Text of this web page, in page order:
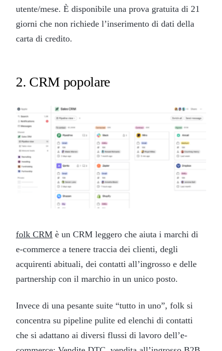
utente/mese. È disponibile una prova gratuita di 21
giorni che non richiede l’inserimento di dati della
carta di credito.
2. CRM popolare
folk CRM è un CRM leggero che aiuta i marchi di
e-commerce a tenere traccia dei clienti, degli
acquirenti abituali, dei contatti all’ingrosso e delle
partnership con il marchio in un unico posto.
Invece di una pesante suite “tutto in uno”, folk si
concentra su pipeline pulite ed elenchi di contatti
che si adattano ai diversi flussi di lavoro dell’e-